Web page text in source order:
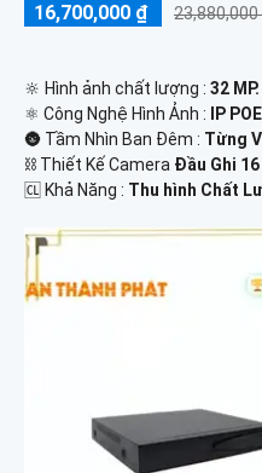
16,700,000 ₫ 23,880,000
🔆 Hình ảnh chất lượng : 32 MP.
⚛️ Công Nghệ Hình Ảnh :
IP
🌚 Tầm Nhìn Ban Đêm : Từng
⛓ Thiết Kế Camera Đầu Ghi
️🆑 Khả Năng : Thu hình Chất